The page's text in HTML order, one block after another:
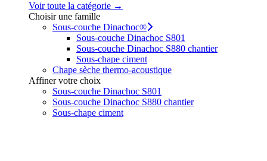
Voir toute la catégorie →
Choisir une famille
Sous-couche Dinachoc®
Sous-couche Dinachoc S801
Sous-couche Dinachoc S880 chantier
Sous-chape ciment
Chape sèche thermo-acoustique
Affiner votre choix
Sous-couche Dinachoc S801
Sous-couche Dinachoc S880 chantier
Sous-chape ciment